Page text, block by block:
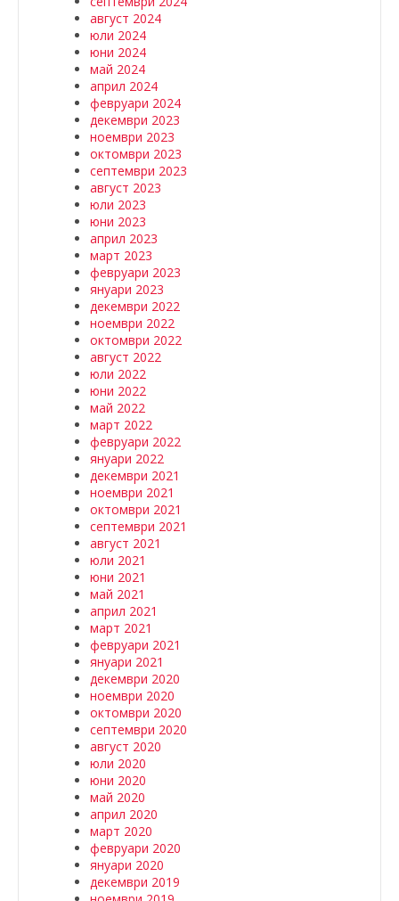
август 2024
юли 2024
юни 2024
май 2024
април 2024
февруари 2024
декември 2023
ноември 2023
октомври 2023
септември 2023
август 2023
юли 2023
юни 2023
април 2023
март 2023
февруари 2023
януари 2023
декември 2022
ноември 2022
октомври 2022
август 2022
юли 2022
юни 2022
май 2022
март 2022
февруари 2022
януари 2022
декември 2021
ноември 2021
октомври 2021
септември 2021
август 2021
юли 2021
юни 2021
май 2021
април 2021
март 2021
февруари 2021
януари 2021
декември 2020
ноември 2020
октомври 2020
септември 2020
август 2020
юли 2020
юни 2020
май 2020
април 2020
март 2020
февруари 2020
януари 2020
декември 2019